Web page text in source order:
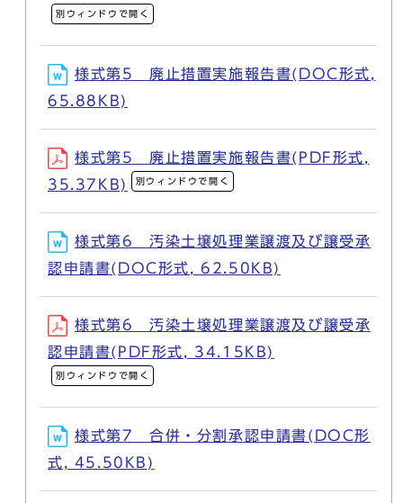
別ウィンドウで開く
様式第5 廃止措置実施報告書(DOC形式,
65.88KB)
様式第5 廃止措置実施報告書(PDF形式,
35.37KB)
別ウィンドウで開く
様式第6 汚染土壌処理業譲渡及び譲受承
認申請書(DOC形式, 62.50KB)
様式第6 汚染土壌処理業譲渡及び譲受承
認申請書(PDF形式, 34.15KB)
別ウィンドウで開く
様式第7 合併・分割承認申請書(DOC形
式, 45.50KB)